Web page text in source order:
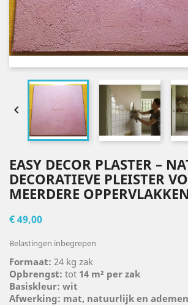

EASY DECOR PLASTER –
DECORATIEVE PLEISTER
MEERDERE OPPERVLAKKEN
€ 49,00
Belastingen inbegrepen
Formaat: 24 kg zak
Opbrengst: tot 14 m² per zak
Basiskleur: wit
Afwerking: mat, natuurlijk en